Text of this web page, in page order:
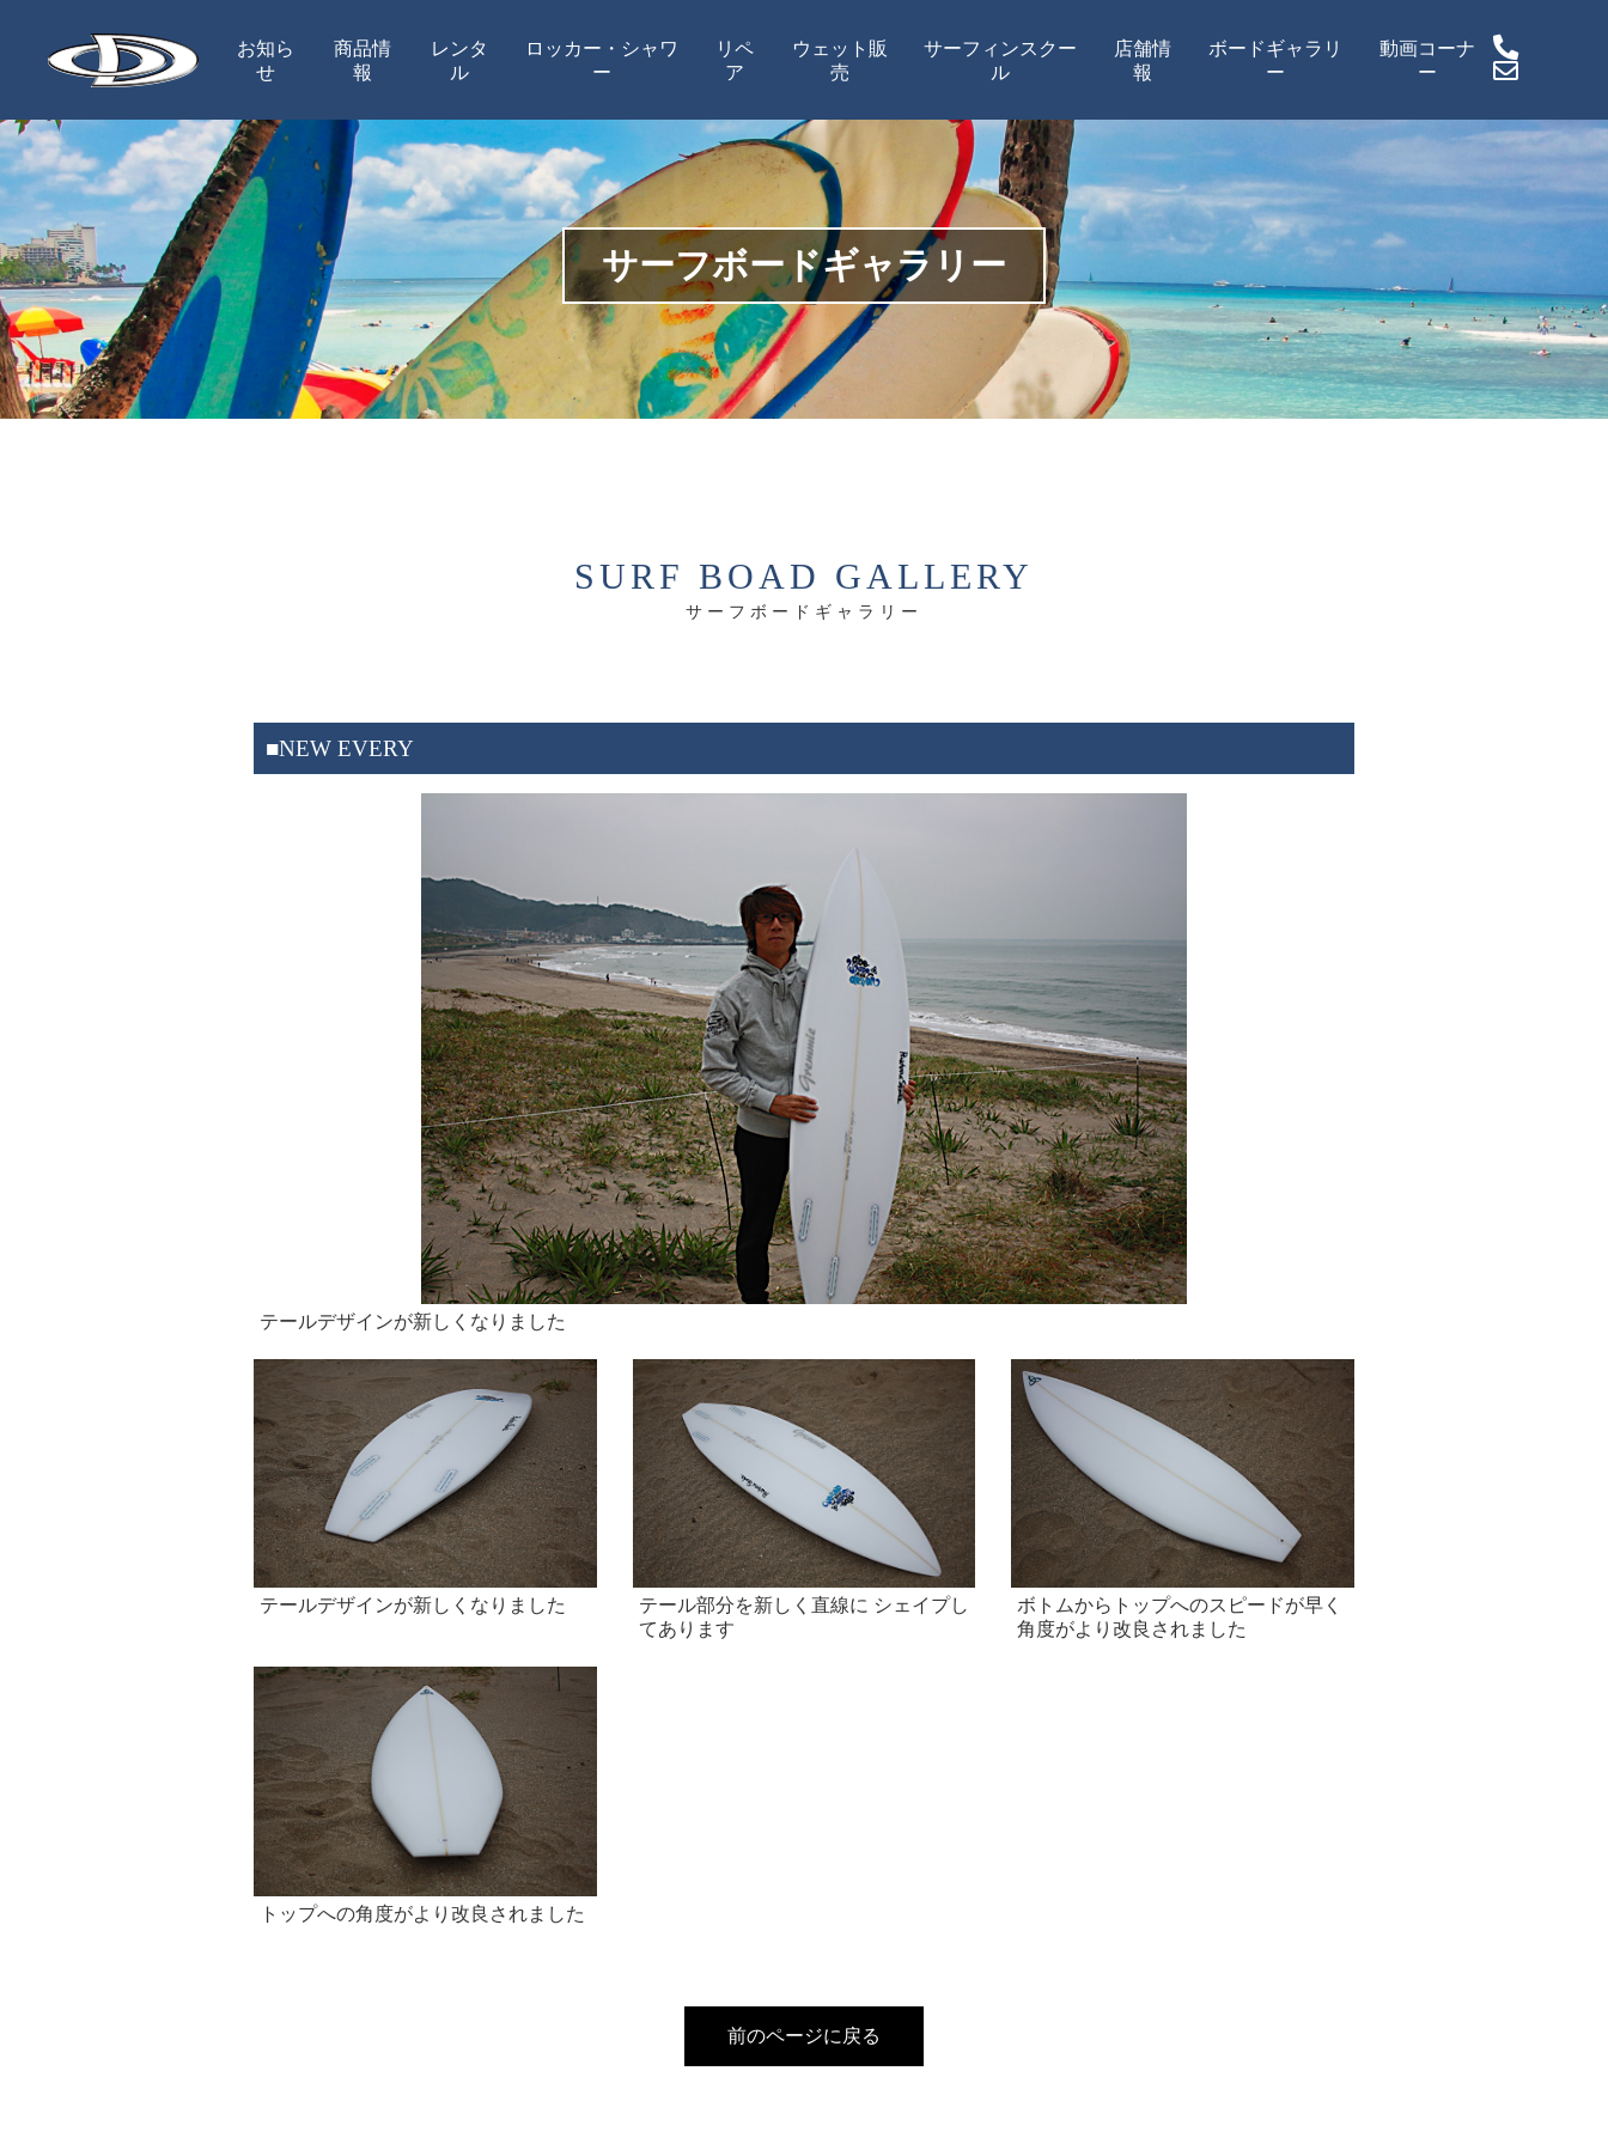
お知ら
せ
商品情
報
レンタ
ル
ロッカー・シャワ
ー
リペ
ア
ウェット販
売
サーフィンスクー
ル
店舗情
報
ボードギャラリ
ー
動画コーナ
ー
サーフボードギャラリー
SURF BOAD GALLERY
サーフボードギャラリー
■NEW EVERY
テールデザインが新しくなりました
テールデザインが新しくなりました
テール部分を新しく直線に シェイプし
てあります
ボトムからトップへのスピードが早く
角度がより改良されました
トップへの角度がより改良されました
前のページに戻る